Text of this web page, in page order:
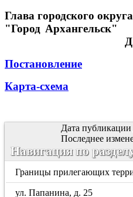
Глава городского округа
"Город Архангельск"
Постановление
Карта-схема
Дата
Последнее
Навигация по
Границы прилегающих
ул. Папанина, д. 25